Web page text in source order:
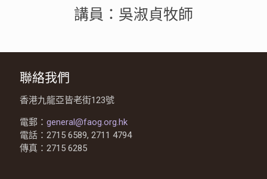
講員：吳淑貞牧師
聯絡我們
香港九龍亞皆老街123號
電郵： general@faog.org.hk
電話：2715 6589, 2711 4794
傳真：2715 6285